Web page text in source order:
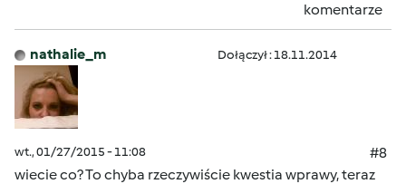
komentarze
nathalie_m Dołączył : 18.11.2014
wt., 01/27/2015 - 11:08
#8
wiecie co? To chyba rzeczywiście kwestia wprawy, teraz